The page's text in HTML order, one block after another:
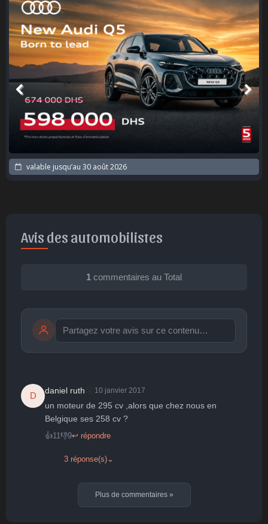
valable jusqu’au 30 août 2026
Avis des automobilistes
1 commentaires au Total
🤩 👏
Surpris Déçu
publication immédiate Publier
D
daniel ruth 10 janvier 2017
un moteur de 295 cv ,alors que chez nous en
Belgique ses 258 cv ?
👍11👎9↩ répondre
3 réponse(s) ⌄
Plus de commentaires »